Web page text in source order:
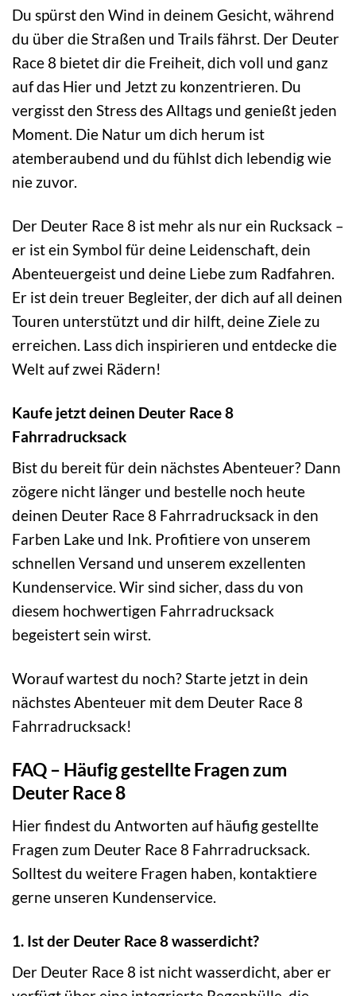
Du spürst den Wind in deinem Gesicht, während
du über die Straßen und Trails fährst. Der Deuter
Race 8 bietet dir die Freiheit, dich voll und ganz
auf das Hier und Jetzt zu konzentrieren. Du
vergisst den Stress des Alltags und genießt jeden
Moment. Die Natur um dich herum ist
atemberaubend und du fühlst dich lebendig wie
nie zuvor.
Der Deuter Race 8 ist mehr als nur ein Rucksack –
er ist ein Symbol für deine Leidenschaft, dein
Abenteuergeist und deine Liebe zum Radfahren.
Er ist dein treuer Begleiter, der dich auf all deinen
Touren unterstützt und dir hilft, deine Ziele zu
erreichen. Lass dich inspirieren und entdecke die
Welt auf zwei Rädern!
Kaufe jetzt deinen Deuter Race 8
Fahrradrucksack
Bist du bereit für dein nächstes Abenteuer? Dann
zögere nicht länger und bestelle noch heute
deinen Deuter Race 8 Fahrradrucksack in den
Farben Lake und Ink. Profitiere von unserem
schnellen Versand und unserem exzellenten
Kundenservice. Wir sind sicher, dass du von
diesem hochwertigen Fahrradrucksack
begeistert sein wirst.
Worauf wartest du noch? Starte jetzt in dein
nächstes Abenteuer mit dem Deuter Race 8
Fahrradrucksack!
FAQ – Häufig gestellte Fragen zum
Deuter Race 8
Hier findest du Antworten auf häufig gestellte
Fragen zum Deuter Race 8 Fahrradrucksack.
Solltest du weitere Fragen haben, kontaktiere
gerne unseren Kundenservice.
1. Ist der Deuter Race 8 wasserdicht?
Der Deuter Race 8 ist nicht wasserdicht, aber er